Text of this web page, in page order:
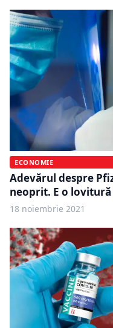
ECONOMIE
Adevărul despre
neoprit. E o
18 noiembrie 2021